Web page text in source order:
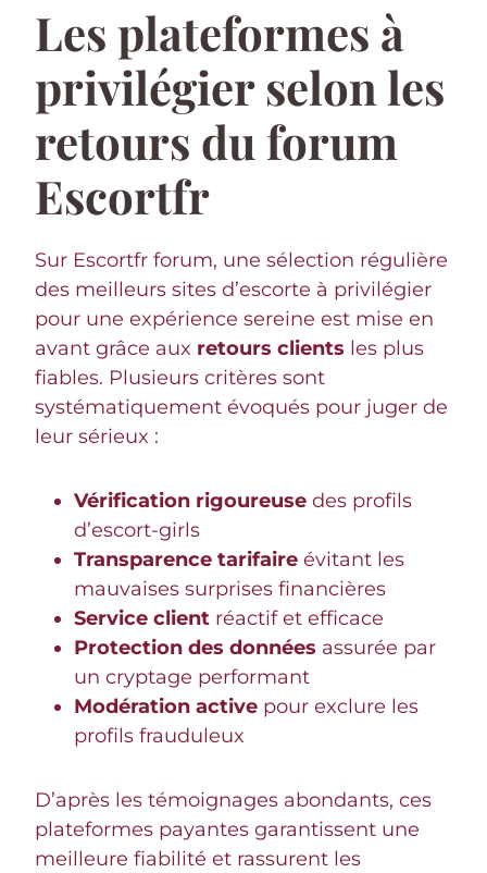
Les plateformes à
privilégier selon les
retours du forum
Escortfr
Sur Escortfr forum, une sélection régulière
des meilleurs sites d’escorte à privilégier
pour une expérience sereine est mise en
avant grâce aux retours clients les plus
fiables. Plusieurs critères sont
systématiquement évoqués pour juger de
leur sérieux :
Vérification rigoureuse des profils
d’escort-girls
Transparence tarifaire évitant les
mauvaises surprises financières
Service client réactif et efficace
Protection des données assurée par
un cryptage performant
Modération active pour exclure les
profils frauduleux
D’après les témoignages abondants, ces
plateformes payantes garantissent une
meilleure fiabilité et rassurent les